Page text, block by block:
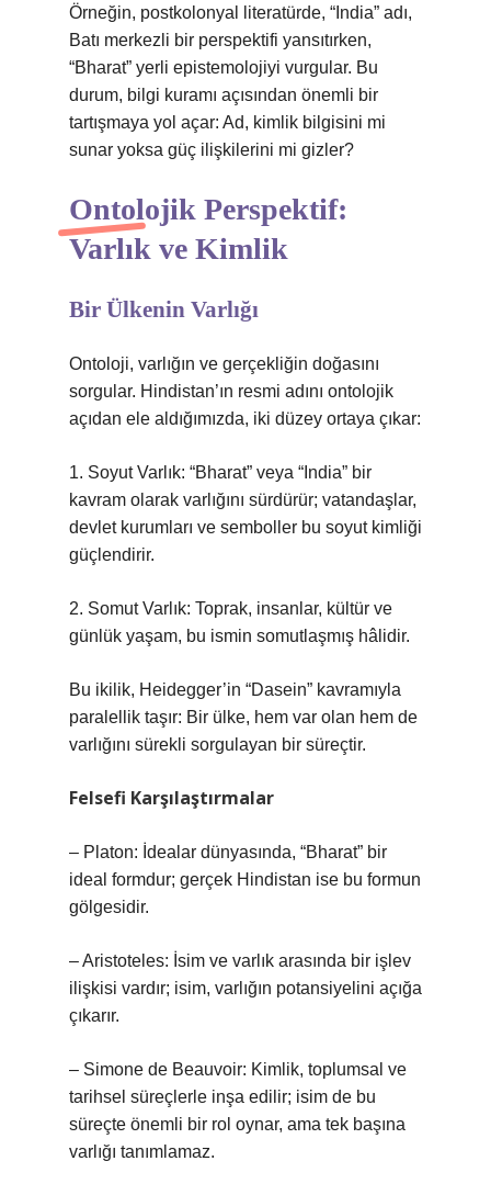
Örneğin, postkolonyal literatürde, “India” adı,
Batı merkezli bir perspektifi yansıtırken,
“Bharat” yerli epistemolojiyi vurgular. Bu
durum, bilgi kuramı açısından önemli bir
tartışmaya yol açar: Ad, kimlik bilgisini mi
sunar yoksa güç ilişkilerini mi gizler?
Ontolojik Perspektif:
Varlık ve Kimlik
Bir Ülkenin Varlığı
Ontoloji, varlığın ve gerçekliğin doğasını
sorgular. Hindistan’ın resmi adını ontolojik
açıdan ele aldığımızda, iki düzey ortaya çıkar:
1. Soyut Varlık: “Bharat” veya “India” bir
kavram olarak varlığını sürdürür; vatandaşlar,
devlet kurumları ve semboller bu soyut kimliği
güçlendirir.
2. Somut Varlık: Toprak, insanlar, kültür ve
günlük yaşam, bu ismin somutlaşmış hâlidir.
Bu ikilik, Heidegger’in “Dasein” kavramıyla
paralellik taşır: Bir ülke, hem var olan hem de
varlığını sürekli sorgulayan bir süreçtir.
Felsefi Karşılaştırmalar
– Platon: İdealar dünyasında, “Bharat” bir
ideal formdur; gerçek Hindistan ise bu formun
gölgesidir.
– Aristoteles: İsim ve varlık arasında bir işlev
ilişkisi vardır; isim, varlığın potansiyelini açığa
çıkarır.
– Simone de Beauvoir: Kimlik, toplumsal ve
tarihsel süreçlerle inşa edilir; isim de bu
süreçte önemli bir rol oynar, ama tek başına
varlığı tanımlamaz.